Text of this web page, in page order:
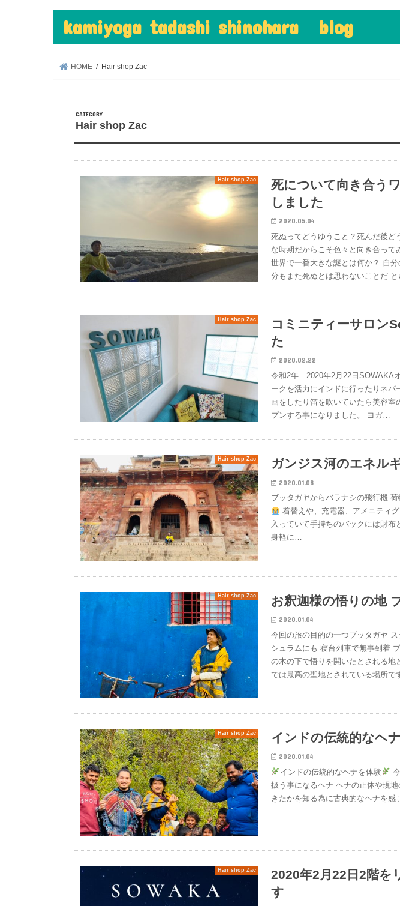
kamiyoga tadashi shinohara blog
HOME Hair shop Zac
Hair shop Zac
Hair shop Zac
死について向き合う
しました
2020.05.04
死ぬってどうゆうこと？死んだ後ど
な時期だからこそ色々と向き合って
世界で一番大きな謎とは何か？ 自
分もまた死ぬとは思わないことだ と
Hair shop Zac
コミニティーサロン
た
2020.02.22
令和2年 2020年2月22日SOWAKA
ークを活力にインドに行ったりネパ
画をしたり笛を吹いていたら美容室
プンする事になりました。 ヨガ…
Hair shop Zac ガンジス河のエネル
2020.01.08
ブッタガヤからバラナシの飛行機
着替えや、充電器、アメニティ
入っていて手持ちのバックには財布
身軽に…
Hair shop Zac お釈迦様の悟りの地
2020.01.04
今回の旅の目的の一つブッタガヤ
シュラムにも 寝台列車で無事到着
の木の下で悟りを開いたとされる地
では最高の聖地とされている場所で
Hair shop Zac インドの伝統的なヘ
2020.01.04
インドの伝統的なヘナを体験
扱う事になるヘナ ヘナの正体や現
きたかを知る為に古典的なヘナを感
Hair shop Zac
2020年2月22日2階を
す